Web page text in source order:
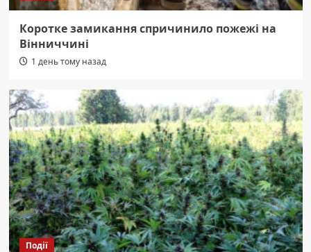
Коротке замикання спричинило пожежі на
Вінниччині
1 день тому назад
Події